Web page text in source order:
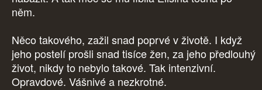
něm.
Něco takového, zažil snad poprvé v životě. I když
jeho postelí prošli snad tisíce žen, za jeho předlouhý
život, nikdy to nebylo takové. Tak intenzivní.
Opravdové. Vášnivé a nezkrotné.